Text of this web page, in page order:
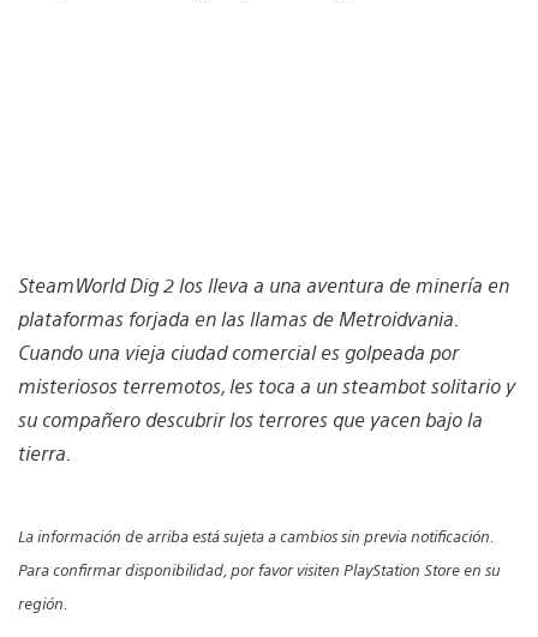
SteamWorld Dig 2 los lleva a una aventura de minería en
plataformas forjada en las llamas de Metroidvania.
Cuando una vieja ciudad comercial es golpeada por
misteriosos terremotos, les toca a un steambot solitario y
su compañero descubrir los terrores que yacen bajo la
tierra.
La información de arriba está sujeta a cambios sin previa notificación.
Para confirmar disponibilidad, por favor visiten PlayStation Store en su
región.